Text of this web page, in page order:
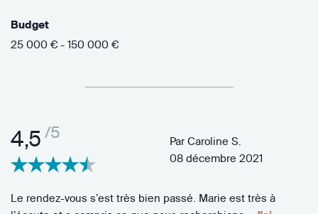
Budget
25 000 € - 150 000 €
4,5 /5 Par Caroline S.
08 décembre 2021
Le rendez-vous s’est très bien passé. Marie est très à